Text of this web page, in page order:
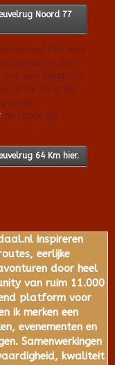
Noord 77
Het was
zonnetje dus
een magische
te rijk zo in de
en de
de route en
64 Km hier.
inspireren
eerlijke
door heel
van ruim 11.000
platform voor
ik merken een
evenementen en
Samenwerkingen
kwaliteit